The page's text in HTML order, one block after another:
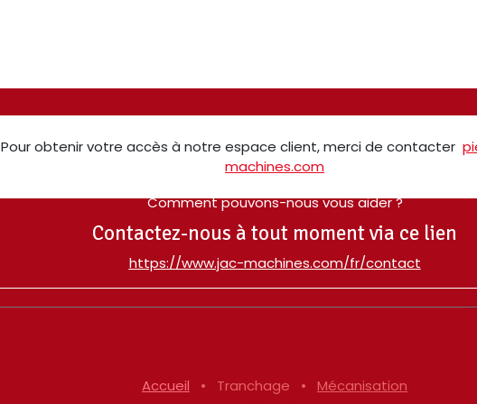
Pour obtenir votre accès à notre espace client, merci de contacter
machines.com
Comment pouvons-nous vous aider ?
Contactez-nous à tout moment via ce lien
​https://www.jac-machines.com/fr/contact
Accueil • Tranchage • Mécanisation